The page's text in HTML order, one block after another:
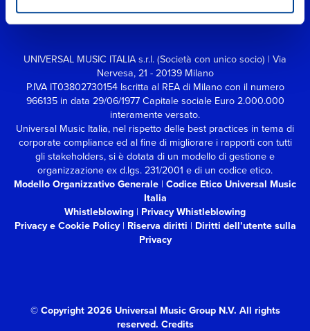
UNIVERSAL MUSIC ITALIA s.r.l. (Società con unico socio) | Via
Nervesa, 21 - 20139 Milano
P.IVA IT03802730154 Iscritta al REA di Milano con il numero
966135 in data 29/06/1977Capitale sociale Euro 2.000.000
interamente versato.
Universal Music Italia, nel rispetto delle best practices in tema di
corporate compliance ed al fine di migliorare i rapporti con tutti
gli stakeholders,si è dotata di un modello di gestione e
organizzazione ex d.lgs. 231/2001 e di un codice etico.
Modello Organizzativo Generale | Codice Etico Universal Music
Italia
Whistleblowing | Privacy Whistleblowing
Privacy e Cookie Policy| Riserva diritti | Diritti dell’utente sulla
Privacy
© Copyright 2026 Universal Music Group N.V. All rights
reserved. Credits